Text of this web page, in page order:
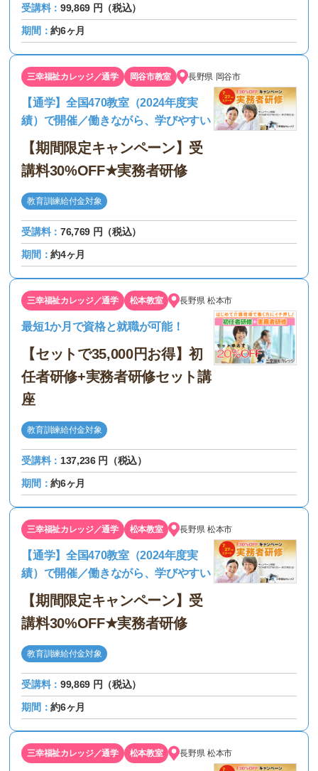
受講料：99,869 円（税込）
期間：約6ヶ月
三幸福祉カレッジ／通学 岡谷市教室 長野県 岡谷市
【通学】全国470教室（2024年度実
績）で開催／働きながら、学びやすい
【期間限定キャンペーン】受
講料30%OFF★実務者研修
教育訓練給付金対象
受講料：76,769 円（税込）
期間：約4ヶ月
三幸福祉カレッジ／通学 松本教室 長野県 松本市
最短1か月で資格と就職が可能！
【セットで35,000円お得】初
任者研修+実務者研修セット講
座
教育訓練給付金対象
受講料： 137,236 円（税込）
期間：約6ヶ月
三幸福祉カレッジ／通学 松本教室 長野県 松本市
【通学】全国470教室（2024年度実
績）で開催／働きながら、学びやすい
【期間限定キャンペーン】受
講料30%OFF★実務者研修
教育訓練給付金対象
受講料：99,869 円（税込）
期間：約6ヶ月
三幸福祉カレッジ／通学 松本教室 長野県 松本市